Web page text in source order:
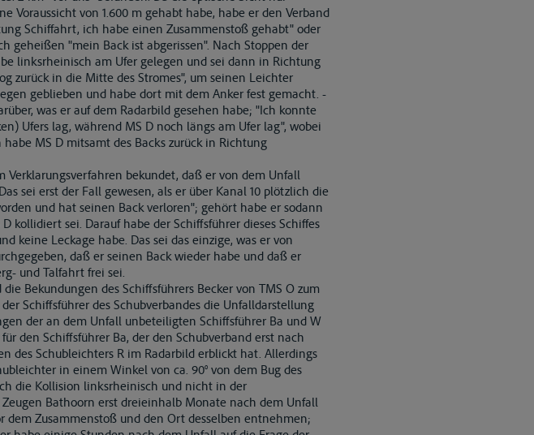
Voraussicht von 1.600 m gehabt habe, habe er den Verband
Schiffahrt, ich habe einen Zusammenstoß gehabt" oder
geheißen "mein Back ist abgerissen". Nach Stoppen der
linksrheinisch am Ufer gelegen und sei dann in Richtung
zurück in die Mitte des Stromes", um seinen Leichter
geblieben und habe dort mit dem Anker fest gemacht. -
was er auf dem Radarbild gesehen habe; "Ich konnte
Ufers lag, während MS D noch längs am Ufer lag", wobei
MS D mitsamt des Backs zurück in Richtung
Verklarungsverfahren bekundet, daß er von dem Unfall
sei erst der Fall gewesen, als er über Kanal 10 plötzlich die
und hat seinen Back verloren"; gehört habe er sodann
kollidiert sei. Darauf habe der Schiffsführer dieses Schiffes
keine Leckage habe. Das sei das einzige, was er von
daß er seinen Back wieder habe und daß er
und Talfahrt frei sei.
Bekundungen des Schiffsführers Becker von TMS O zum
Schiffsführer des Schubverbandes die Unfalldarstellung
der an dem Unfall unbeteiligten Schiffsführer Ba und W
den Schiffsführer Ba, der den Schubverband erst nach
des Schubleichters R im Radarbild erblickt hat. Allerdings
in einem Winkel von ca. 90° von dem Bug des
die Kollision linksrheinisch und nicht in der
Bathoorn erst dreieinhalb Monate nach dem Unfall
dem Zusammenstoß und den Ort desselben entnehmen;